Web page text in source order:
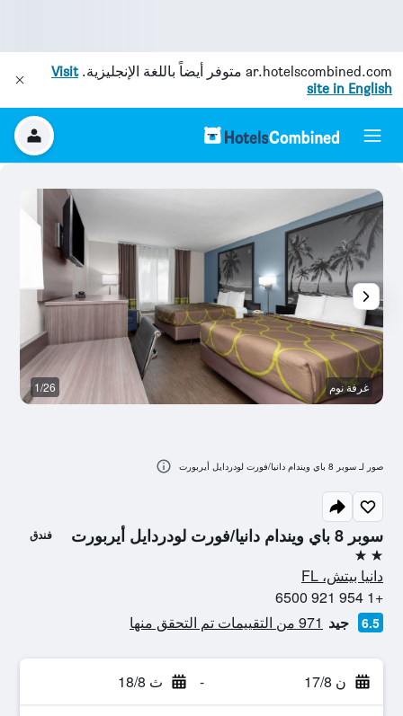
ar.hotelscombined.com متوفر أيضاً باللغة الإنجليزية.Visit
site in English
سوبر 8 باي ويندام دانيا/فورت لودردايل أيربورت فندق
2 نجمتين
دانيا بيتش، FL
+1 954 921 6500
6.5 جيد 971 من التقييمات تم التحقق منها
ن 17/8 - ث 18/8
غرفة نوم 1/26
صور لـ سوبر 8 باي ويندام دانيا/فورت لودردايل أيربورت